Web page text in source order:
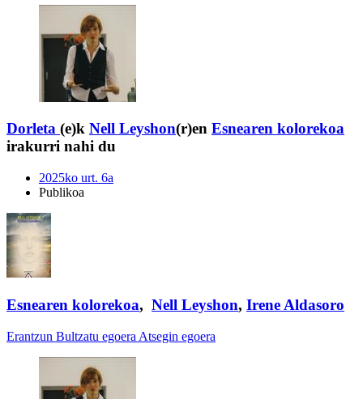
Dorleta (e)k Nell Leyshon(r)en Esnearen kolorekoa
irakurri nahi du
2025ko urt. 6a
Publikoa
Esnearen kolorekoa, Nell Leyshon, Irene Aldasoro
Erantzun Bultzatu egoera Atsegin egoera